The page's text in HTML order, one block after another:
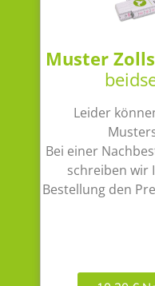
Muster
Leider
Bei einer
schreiben wir
Bestellung den